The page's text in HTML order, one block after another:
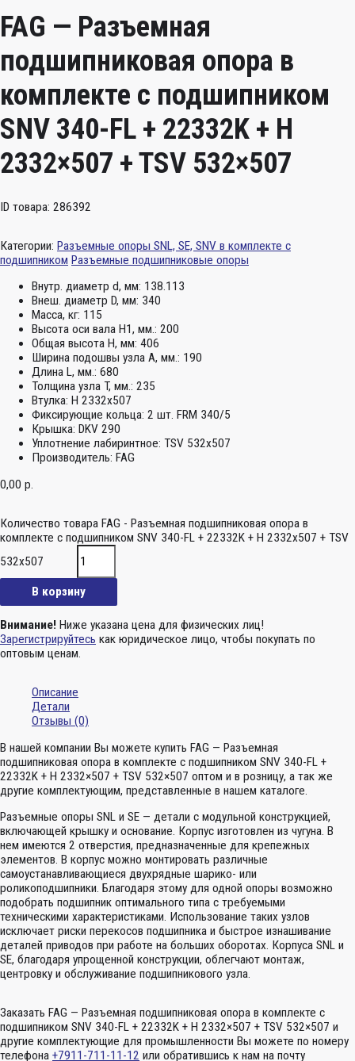
FAG — Разъемная
подшипниковая опора в
комплекте с подшипником
SNV 340-FL + 22332K + H
2332×507 + TSV 532×507
ID товара: 286392
Категории: Разъемные опоры SNL, SE, SNV в комплекте с
подшипником Разъемные подшипниковые опоры
Внутр. диаметр d, мм: 138.113
Внеш. диаметр D, мм: 340
Масса, кг: 115
Высота оси вала H1, мм.: 200
Общая высота H, мм: 406
Ширина подошвы узла А, мм.: 190
Длина L, мм.: 680
Толщина узла T, мм.: 235
Втулка: H 2332x507
Фиксирующие кольца: 2 шт. FRM 340/5
Крышка: DKV 290
Уплотнение лабиринтное: TSV 532x507
Производитель: FAG
0,00 р.
Количество товара FAG - Разъемная подшипниковая опора в
комплекте с подшипником SNV 340-FL + 22332K + H 2332x507 + TSV
532x507
В корзину
Внимание! Ниже указана цена для физических лиц!
Зарегистрируйтесь как юридическое лицо, чтобы покупать по
оптовым ценам.
Описание
Детали
Отзывы (0)
В нашей компании Вы можете купить FAG — Разъемная
подшипниковая опора в комплекте с подшипником SNV 340-FL +
22332K + H 2332×507 + TSV 532×507 оптом и в розницу, а так же
другие комплектующим, представленные в нашем каталоге.
Разъемные опоры SNL и SE — детали с модульной конструкцией,
включающей крышку и основание. Корпус изготовлен из чугуна. В
нем имеются 2 отверстия, предназначенные для крепежных
элементов. В корпус можно монтировать различные
самоустанавливающиеся двухрядные шарико- или
роликоподшипники. Благодаря этому для одной опоры возможно
подобрать подшипник оптимального типа с требуемыми
техническими характеристиками. Использование таких узлов
исключает риски перекосов подшипника и быстрое изнашивание
деталей приводов при работе на больших оборотах. Корпуса SNL и
SE, благодаря упрощенной конструкции, облегчают монтаж,
центровку и обслуживание подшипникового узла.
Заказать FAG — Разъемная подшипниковая опора в комплекте с
подшипником SNV 340-FL + 22332K + H 2332×507 + TSV 532×507 и
другие комплектующие для промышленности Вы можете по номеру
телефона +7911-711-11-12 или обратившись к нам на почту